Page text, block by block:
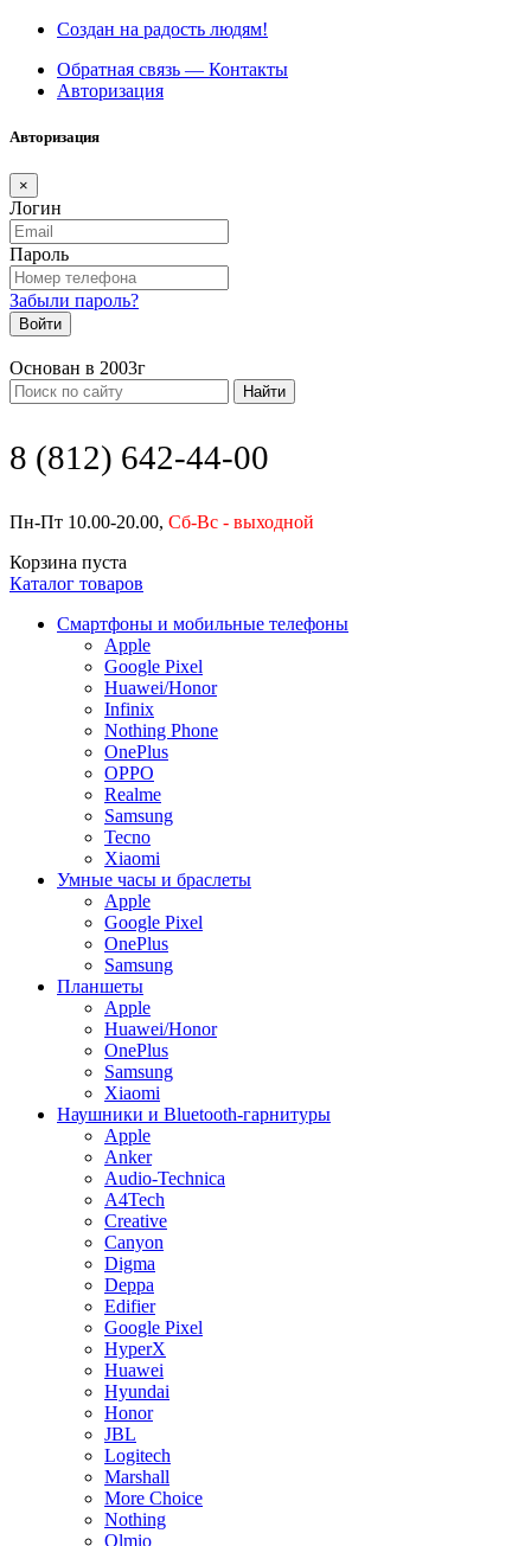
Создан на радость людям!
Обратная связь — Контакты
Авторизация
Авторизация
×
Логин
Пароль
Забыли пароль?
Войти
Основан в 2003г
Найти
8 (812) 642-44-00
Пн-Пт 10.00-20.00, Сб-Вс - выходной
Корзина пуста
Каталог товаров
Смартфоны и мобильные телефоны
Apple
Google Pixel
Huawei/Honor
Infinix
Nothing Phone
OnePlus
OPPO
Realme
Samsung
Tecno
Xiaomi
Умные часы и браслеты
Apple
Google Pixel
OnePlus
Samsung
Планшеты
Apple
Huawei/Honor
OnePlus
Samsung
Xiaomi
Наушники и Bluetooth-гарнитуры
Apple
Anker
Audio-Technica
A4Tech
Creative
Canyon
Digma
Deppa
Edifier
Google Pixel
HyperX
Huawei
Hyundai
Honor
JBL
Logitech
Marshall
More Choice
Nothing
Olmio